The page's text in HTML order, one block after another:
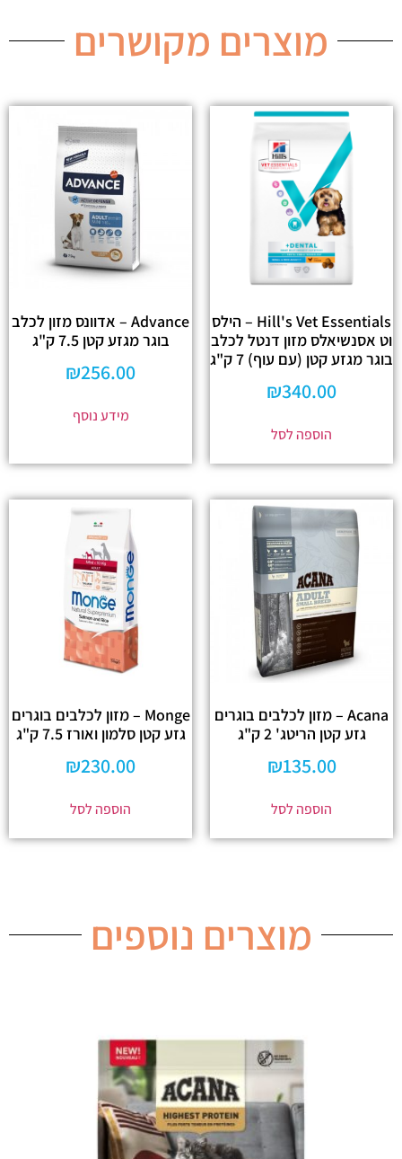
מוצרים מקושרים
Hill's Vet Essentials – הילס
וט אסנשיאלס מזון דנטל לכלב
בוגר מגזע קטן (עם עוף) 7 ק"ג
₪340.00
הוספה לסל
Advance – אדוונס מזון לכלב
בוגר מגזע קטן 7.5 ק"ג
₪256.00
מידע נוסף
Acana – מזון לכלבים בוגרים
גזע קטן הריטג' 2 ק"ג
₪135.00
הוספה לסל
Monge – מזון לכלבים בוגרים
גזע קטן סלמון ואורז 7.5 ק"ג
₪230.00
הוספה לסל
מוצרים נוספים